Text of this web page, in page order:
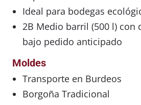
Ideal para bodegas
2B Medio barril (500 l) con
bajo pedido anticipado
Moldes
Transporte en Burdeos
Borgoña Tradicional